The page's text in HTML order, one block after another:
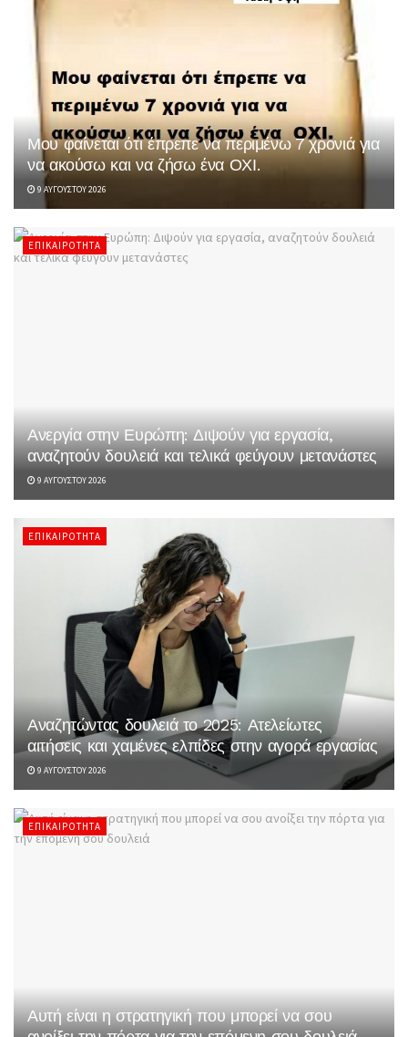
Μου φαίνεται ότι έπρεπε να περιμένω 7 χρονιά για
να ακούσω και να ζήσω ένα ΟΧΙ.
9 ΑΥΓΟΎΣΤΟΥ 2026
ΕΠΙΚΑΙΡΌΤΗΤΑ
Ανεργία στην Ευρώπη: Διψούν για εργασία,
αναζητούν δουλειά και τελικά φεύγουν μετανάστες
9 ΑΥΓΟΎΣΤΟΥ 2026
ΕΠΙΚΑΙΡΌΤΗΤΑ
Αναζητώντας δουλειά το 2025: Ατελείωτες
αιτήσεις και χαμένες ελπίδες στην αγορά εργασίας
9 ΑΥΓΟΎΣΤΟΥ 2026
ΕΠΙΚΑΙΡΌΤΗΤΑ
Αυτή είναι η στρατηγική που μπορεί να σου